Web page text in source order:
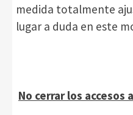
medida totalmente
lugar a duda en este
No cerrar los accesos